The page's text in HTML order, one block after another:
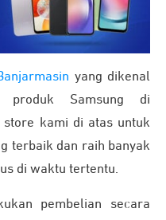
yang dikenal
produk Samsung di
store kami di atas untuk
terbaik dan raih banyak
di waktu tertentu.
pembelian secara